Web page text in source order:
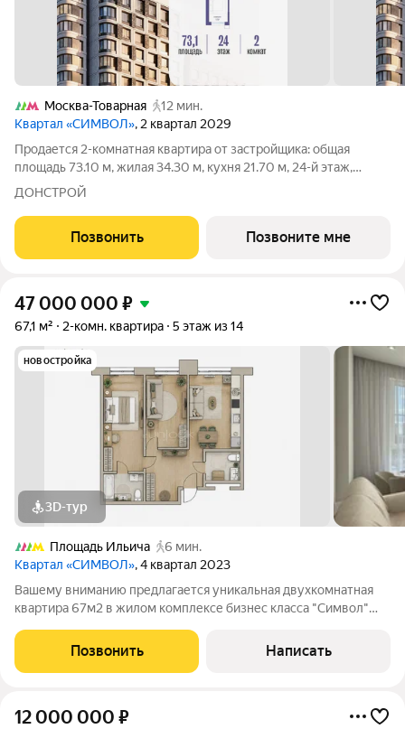
Москва-Товарная
12 мин.
Квартал «СИМВОЛ», 2 квартал 2029
Продается 2-комнатная квартира от застройщика: общая
площадь 73.10 м, жилая 34.30 м, кухня 21.70 м, 24-й этаж,
жилой квартал «Гордость», корпус 36 (секция 3). Срок сдачи: 2
квартал 2029 года. Позвоните сейчас и забронируйте
квартиру! Квартал
ДОНСТРОЙ
Позвонить Позвоните мне
47 000 000 ₽
67,1 м² 2-комн. квартира 5 этаж из 14
новостройка
3D-тур
Площадь Ильича
6 мин.
Квартал «СИМВОЛ», 4 квартал 2023
Вашему вниманию предлагается уникальная двухкомнатная
квартира 67м2 в жилом комплексе бизнес класса "Символ"
бытовой техникой;
Позвонить Написать
12 000 000 ₽